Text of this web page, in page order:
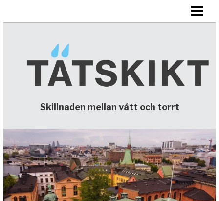
Skillnaden mellan vått och torrt